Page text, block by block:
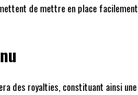
de mettre en place facilement
des royalties, constituant ainsi une